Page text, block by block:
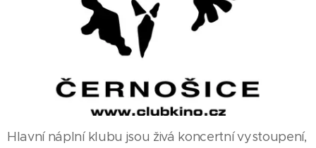
Hlavní náplní klubu jsou živá koncertní vystoupení,